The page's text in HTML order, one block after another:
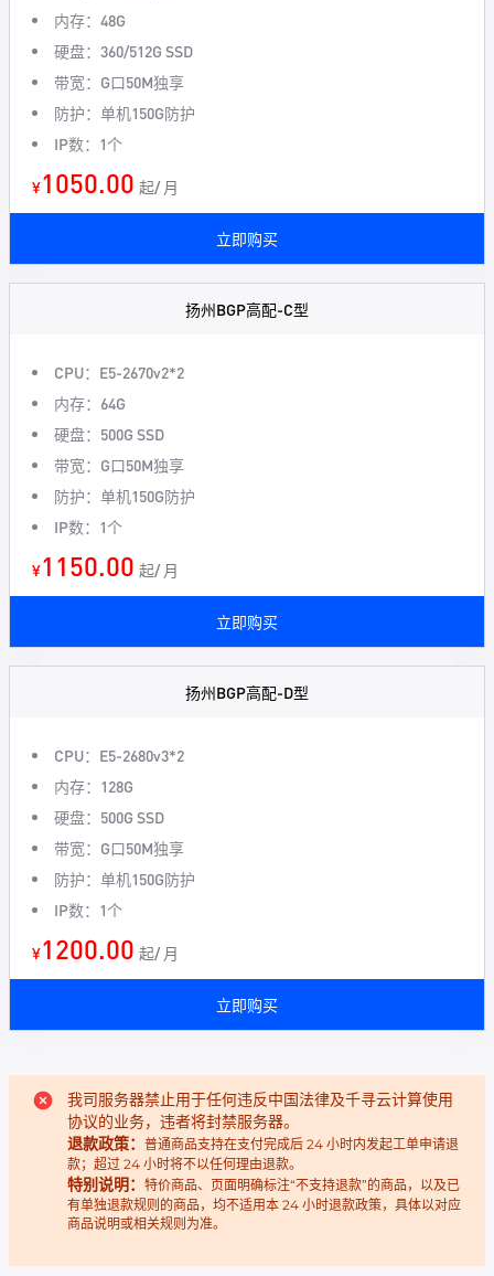
内存：48G
硬盘：360/512G SSD
带宽：G口50M独享
防护：单机150G防护
IP数：1个
¥1050.00 起/ 月
立即购买
扬州BGP高配-C型
CPU：E5-2670v2*2
内存：64G
硬盘：500G SSD
带宽：G口50M独享
防护：单机150G防护
IP数：1个
¥1150.00 起/ 月
立即购买
扬州BGP高配-D型
CPU：E5-2680v3*2
内存：128G
硬盘：500G SSD
带宽：G口50M独享
防护：单机150G防护
IP数：1个
¥1200.00 起/ 月
立即购买
我司服务器禁止用于任何违反中国法律及千寻云计算使用
协议的业务，违者将封禁服务器。
退款政策： ​普通商品支持在支付完成后 24 小时内发起工单申请退
款；超过 24 小时将不以任何理由退款。
特别说明： ​特价商品、页面明确标注“不支持退款”的商品，以及已
有单独退款规则的商品，均不适用本 24 小时退款政策，具体以对应
商品说明或相关规则为准。